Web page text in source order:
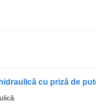
cu priză de